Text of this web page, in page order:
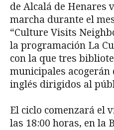
de Alcalá de Henares
marcha durante el
“Culture Visits
la programación La
con la que tres
municipales acogerán
inglés dirigidos al
El ciclo comenzará el
las 18:00 horas, en la